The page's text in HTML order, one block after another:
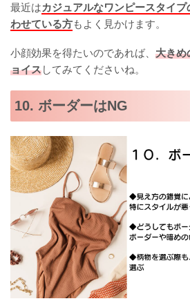
最近はカジュアルなワンピースタイ
わせている方もよく見かけます。
小顔効果を得たいのであれば、 大きめ
ョイスしてみてくださいね。
10. ボーダーはNG